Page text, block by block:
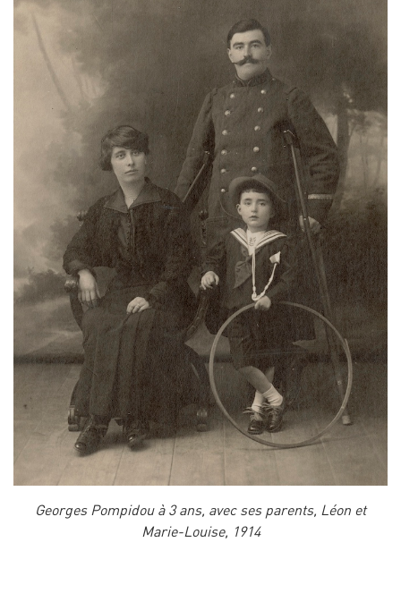
Georges Pompidou à 3 ans, avec ses parents, Léon et
Marie-Louise, 1914